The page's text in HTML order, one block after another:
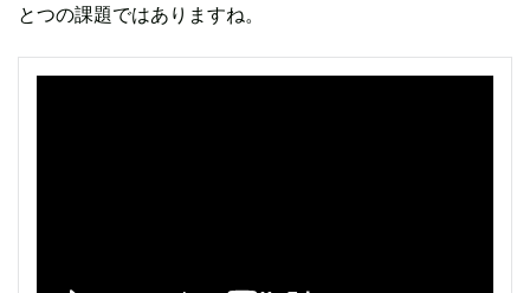
とつの課題ではありますね。